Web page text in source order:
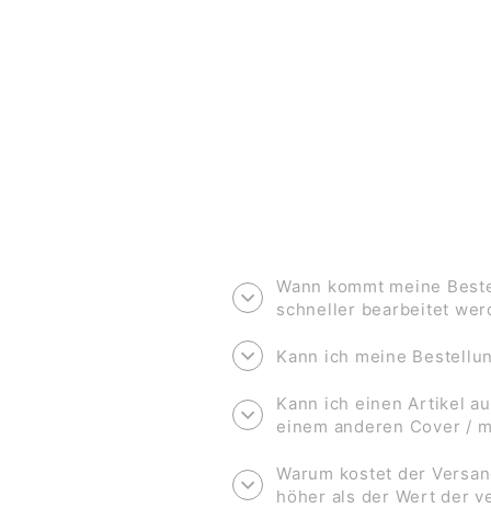
Wann kommt meine
schneller bearbeitet
Kann ich meine
Kann ich einen Artikel
einem anderen Cover /
Warum kostet der
höher als der Wert der